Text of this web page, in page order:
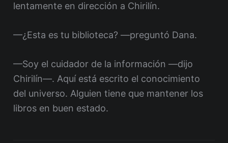
lentamente en dirección a Chirilín.
—¿Esta es tu biblioteca? —preguntó Dana.
—Soy el cuidador de la información —dijo
Chirilín—. Aquí está escrito el conocimiento
del universo. Alguien tiene que mantener los
libros en buen estado.